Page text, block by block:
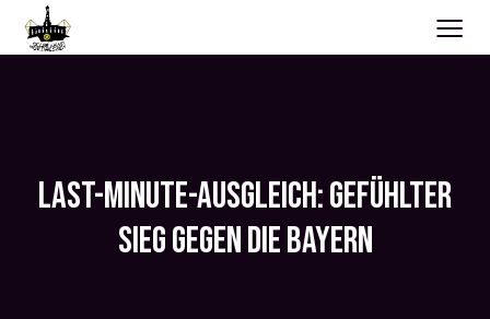
≡
LAST-MINUTE-AUSGLEICH: GEFÜHLTER
SIEG GEGEN DIE BAYERN